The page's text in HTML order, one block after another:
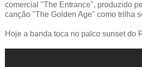
comercial "The Entrance", produzido
canção "The Golden Age" como trilha
Hoje a banda toca no palco sunset do